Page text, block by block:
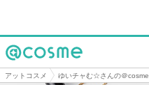
@cosme
アットコスメ ゆいチャむ☆さんの＠cosme